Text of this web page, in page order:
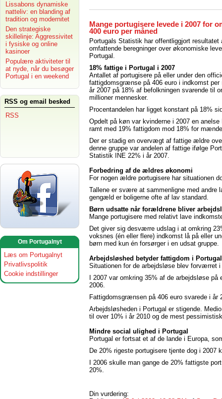
Lissabons dynamiske
natteliv: en blanding af
tradition og modernitet
Den strategiske
skillelinje: Aggressivitet
i fysiske og online
kasinoer
Populære aktiviteter til
at nyde, når du besøger
Portugal i en weekend
RSS og email besked
RSS
Om Portugalnyt
Læs om Portugalnyt
Privatlivspolitik
Cookie indstillinger
Mange portugisere levede i 2007 for
400 euro per måned
Portugals Statistik har offentliggjort resultatet
omfattende beregninger over økonomiske
Portugal.
18% fattige i Portugal i 2007
Antallet af portugisere på eller under den
fattigdomsgrænse på 406 euro i indkomst per
år 2007 på 18% af befolkningen svarende til
millioner mennesker.
Procentandelen har ligget konstant på 18%
Opdelt på køn var kvinderne i 2007 en anelse
ramt med 19% fattigdom mod 18% for
Der er stadig en overvægt af fattige ældre
denne gruppe var andelen af fattige ifølge
Statistik INE 22% i år 2007.
Forbedring af de ældres økonomi
For nogen ældre portugisere har situationen
Tallene er svære at sammenligne med
gengæld er boligerne ofte af lav standard.
Børn udsatte når forældrene bliver
Mange portugisere med relativt lave
Det giver sig desværre udslag i at omkring
voksnes (én eller flere) indkomst lå på eller
børn med kun én forsørger i en udsat
Arbejdsløshed betyder fattigdom i Portugal
Situationen for de arbejdsløse blev forværret i
I 2007 var omkring 35% af de arbejdsløse
2006.
Fattigdomsgrænsen på 406 euro svarede i år
Arbejdsløsheden i Portugal er stigende.
til over 10% i år 2010 og de mest
Mindre social ulighed i Portugal
Portugal er fortsat et af de lande i Europa,
De 20% rigeste portugisere tjente dog i
I 2006 skulle man gange de 20% fattigste
20%.
Din vurdering: